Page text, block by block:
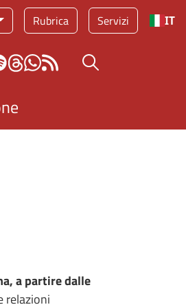
Rubrica Servizi IT
Bottone cerca
a partire dalle
relazioni